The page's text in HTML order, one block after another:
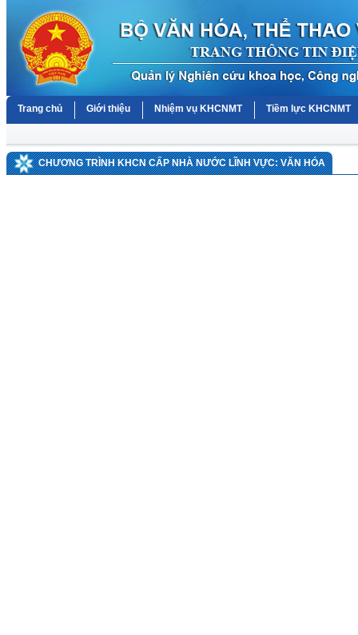
Trang chủ Giới thiệu Nhiệm vụ KHCNMT Tiềm lực KHCNMT
CHƯƠNG TRÌNH KHCN CẤP NHÀ NƯỚC LĨNH VỰC: VĂN HÓA